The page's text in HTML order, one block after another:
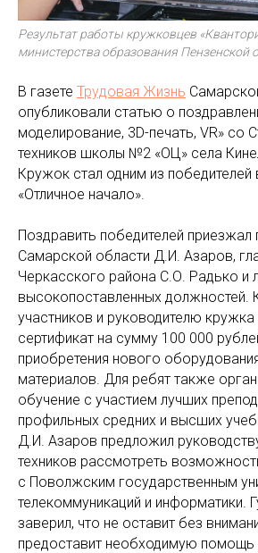
Результат работы кружковцев
министерства образования Пензенской
В газете Трудовая Жизнь
опубликовали статью о
моделирование, 3D-печать, VR» со
техников школы №2 «ОЦ» села
Кружок стал одним из победителей
«Отличное начало».
Поздравить победителей приезжал
Самарской области Д.И. Азаров,
Черкасского района С.О. Радько и
высокопоставленных должностей.
участников и руководителю
сертификат на сумму 100 000
приобретения нового
материалов. Для ребят также
обучение с участием лучших
профильных средних и высших
Д.И. Азаров предложил
техников рассмотреть
с Поволжским государственным
телекоммуникаций и информатики.
заверил, что не оставит без
предоставит необходимую помощь